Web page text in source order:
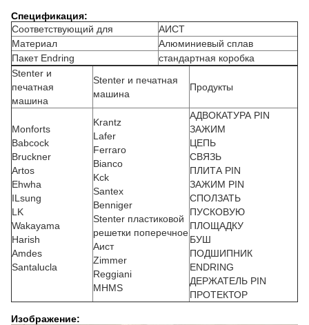
Спецификация:
Соответствующий для
АИСТ
Материал
Алюминиевый сплав
Пакет Endring
стандартная коробка
Stenter и
печатная
машина
Stenter и печатная
машина
Продукты
Monforts
Babcock
Bruckner
Artos
Ehwha
ILsung
LK
Wakayama
Harish
Amdes
Santalucla
Krantz
Lafer
Ferraro
Bianco
Kck
Santex
Benniger
Stenter пластиковой
решетки поперечное
Аист
Zimmer
Reggiani
MHMS
АДВОКАТУРА PIN
ЗАЖИМ
ЦЕПЬ
СВЯЗЬ
ПЛИТА PIN
ЗАЖИМ PIN
СПОЛЗАТЬ
ПУСКОВУЮ
ПЛОЩАДКУ
БУШ
ПОДШИПНИК
ENDRING
ДЕРЖАТЕЛЬ PIN
ПРОТЕКТОР
Изображение: